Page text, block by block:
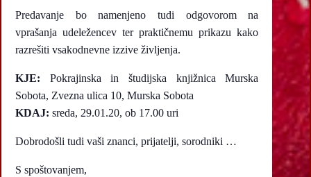
Predavanje bo namenjeno tudi odgovorom na
vprašanja udeležencev ter praktičnemu prikazu kako
razrešiti vsakodnevne izzive življenja.
KJE: Pokrajinska in študijska knjižnica Murska
Sobota, Zvezna ulica 10, Murska Sobota
KDAJ: sreda, 29.01.20, ob 17.00 uri
Dobrodošli tudi vaši znanci, prijatelji, sorodniki …
S spoštovanjem,